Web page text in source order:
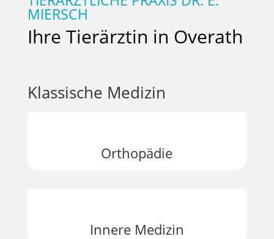
MIERSCH
Ihre Tierärztin in Overath
Klassische Medizin
Orthopädie
Innere Medizin